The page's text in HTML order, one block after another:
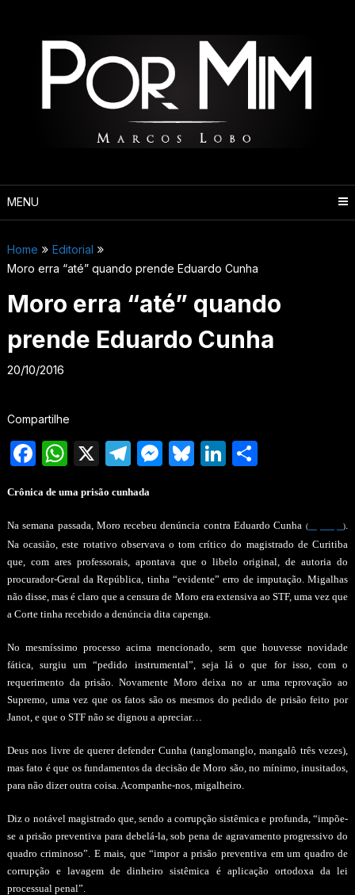
MENU
Home
Editorial
Moro erra “até” quando prende Eduardo Cunha
Moro erra “até” quando
prende Eduardo Cunha
20/10/2016
Compartilhe
Facebook
WhatsApp
X Telegram
Messenger
Bluesky
LinkedIn
Share
Crônica de uma prisão cunhada
Na semana passada, Moro recebeu denúncia contra Eduardo Cunha (clique aqui).
Na ocasião, este rotativo observava o tom crítico do magistrado de Curitiba
que, com ares professorais, apontava que o libelo original, de autoria do
procurador-Geral da República, tinha “evidente” erro de imputação. Migalhas
não disse, mas é claro que a censura de Moro era extensiva ao STF, uma vez que
a Corte tinha recebido a denúncia dita capenga.
No mesmíssimo processo acima mencionado, sem que houvesse novidade
fática, surgiu um “pedido instrumental”, seja lá o que for isso, com o
requerimento da prisão. Novamente Moro deixa no ar uma reprovação ao
Supremo, uma vez que os fatos são os mesmos do pedido de prisão feito por
Janot, e que o STF não se dignou a apreciar…
Deus nos livre de querer defender Cunha (tanglomanglo, mangalô três vezes),
mas fato é que os fundamentos da decisão de Moro são, no mínimo, inusitados,
para não dizer outra coisa. Acompanhe-nos, migalheiro.
Diz o notável magistrado que, sendo a corrupção sistêmica e profunda, “impõe-
se a prisão preventiva para debelá-la, sob pena de agravamento progressivo do
quadro criminoso”. E mais, que “impor a prisão preventiva em um quadro de
corrupção e lavagem de dinheiro sistêmica é aplicação ortodoxa da lei
processual penal”.